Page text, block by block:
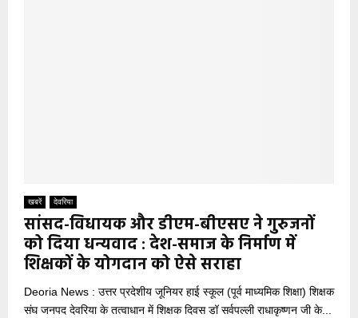
खबरें देवरिया
सांसद-विधायक और डीएम-बीएसए ने गुरुजनों
को दिया धन्यवाद : देश-समाज के निर्माण में
शिक्षकों के योगदान को ऐसे सराहा
Deoria News : उत्तर प्रदेशीय जूनियर हाई स्कूल (पूर्व माध्यमिक शिक्षा) शिक्षक
संघ जनपद देवरिया के तत्वाधान में शिक्षक दिवस डॉ सर्वपल्ली राधाकृष्णन जी के...